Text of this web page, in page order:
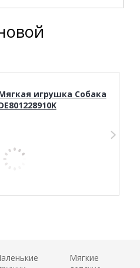
игрушка Собака
Мягкие